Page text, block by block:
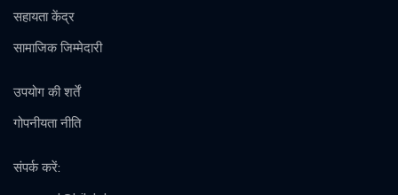
सहायता केंद्र
सामाजिक जिम्मेदारी
उपयोग की शर्तें
गोपनीयता नीति
संपर्क करें: